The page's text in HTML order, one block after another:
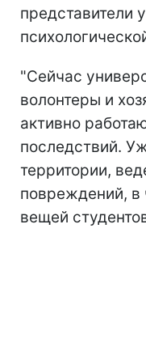
представители
"Сейчас
волонтеры и
активно
последствий.
территории,
повреждений, в
вещей